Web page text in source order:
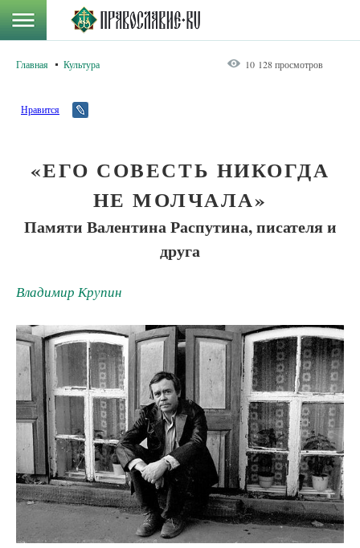
Главная Культура 10 128 просмотров
Нравится
«ЕГО СОВЕСТЬ НИКОГДА
НЕ МОЛЧАЛА»
Памяти Валентина Распутина, писателя и
друга
Владимир Крупин